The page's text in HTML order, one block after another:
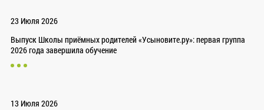
23 Июля 2026
Выпуск Школы приёмных родителей «Усыновите.ру»: первая группа
2026 года завершила обучение
13 Июля 2026